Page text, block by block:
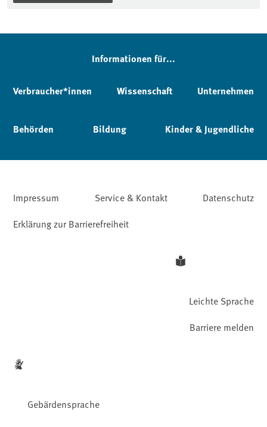
Informationen für...
Verbraucher*innen Wissenschaft Unternehmen
Behörden Bildung Kinder & Jugendliche
Impressum Service & Kontakt
Datenschutz
Erklärung zur Barrierefreiheit
Leichte Sprache
Gebärdensprache
Barriere melden